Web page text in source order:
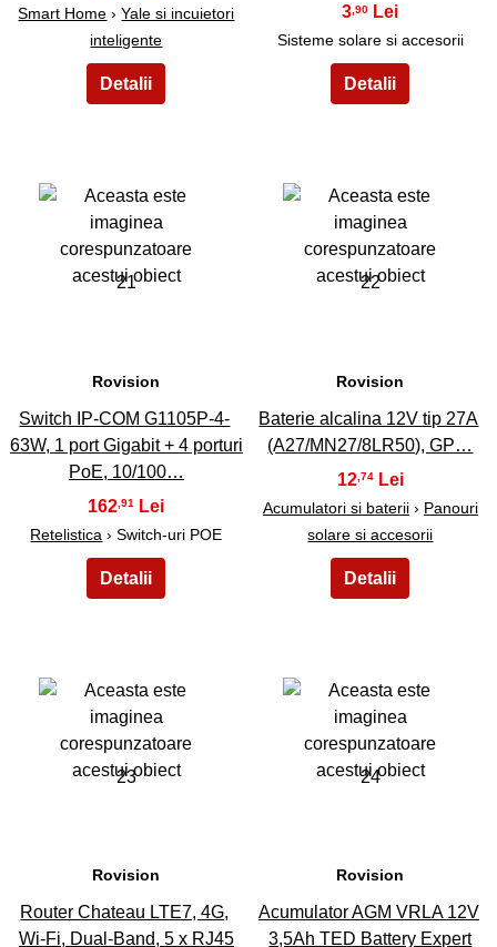
Smart Home ›Yale si incuietori
inteligente
3 ,90
Sisteme solare si accesorii
21
Rovision
Switch IP-COM G1105P-4-
63W, 1 port Gigabit + 4 porturi
PoE, 10/100…
162,91
Retelistica › Switch-uri POE
22
Rovision
Baterie alcalina 12V tip 27A
(A27/MN27/8LR50), GP…
12,74
Acumulatori si baterii› Panouri
solare si accesorii
23
Rovision
Router Chateau LTE7, 4G,
Wi-Fi, Dual-Band, 5 x RJ45
24
Rovision
Acumulator AGM VRLA 12V
3,5Ah TED Battery Expert